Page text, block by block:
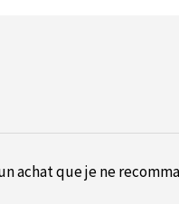
achat que je ne